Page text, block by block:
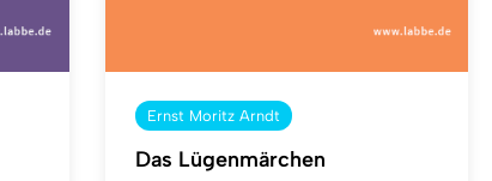
Ernst Moritz Arndt
Das Lügenmärchen